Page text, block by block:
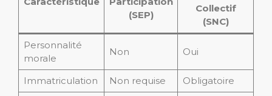
(SEP)
Collectif
(SNC)
Personnalité
morale
Non Oui
Immatriculation Non requise Obligatoire